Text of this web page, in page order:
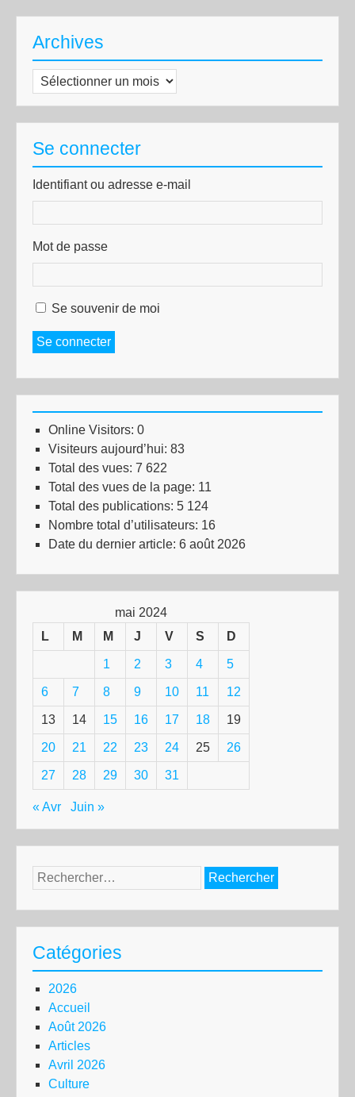
Archives
Archives
Se connecter
Identifiant ou adresse e-mail
Mot de passe
Se souvenir de moi
Se connecter
Online Visitors: 0
Visiteurs aujourd’hui: 83
Total des vues: 7 622
Total des vues de la page: 11
Total des publications: 5 124
Nombre total d’utilisateurs: 16
Date du dernier article: 6 août 2026
mai 2024
L
M M J V S D
1 2 3 4 5
6 7 8 9 10 11 12
13 14 15 16 17 18 19
20 21 22 23 24 25 26
27 28 29 30 31
« Avr Juin »
Rechercher :
Catégories
2026
Accueil
Août 2026
Articles
Avril 2026
Culture